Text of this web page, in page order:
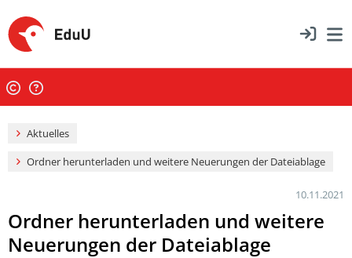
Aktuelles
Ordner herunterladen und weitere Neuerungen der Dateiablage
10.11.2021
Ordner herunterladen und weitere
Neuerungen der Dateiablage